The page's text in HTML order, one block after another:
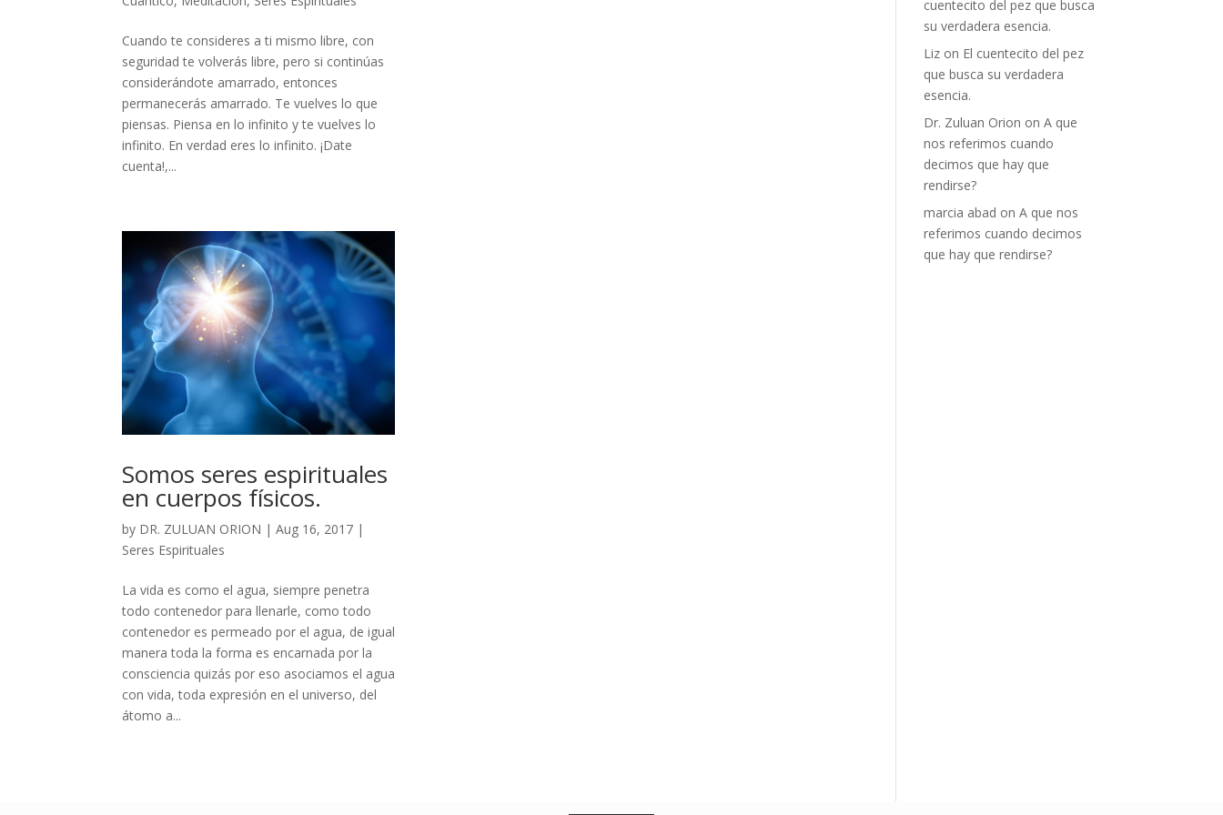
Cuando te consideres a ti mismo libre, con
seguridad te volverás libre, pero si continúas
considerándote amarrado, entonces
permanecerás amarrado. Te vuelves lo que
piensas. Piensa en lo infinito y te vuelves lo
infinito. En verdad eres lo infinito. ¡Date
cuenta!,...
Somos seres espirituales
en cuerpos físicos.
by DR. ZULUAN ORION |Aug 16, 2017 |
Seres Espirituales
La vida es como el agua, siempre penetra
todo contenedor para llenarle, como todo
contenedor es permeado por el agua, de igual
manera toda la forma es encarnada por la
consciencia quizás por eso asociamos el agua
con vida, toda expresión en el universo, del
átomo a...
cuentecito del pez que busca
su verdadera esencia.
Liz on El cuentecito del pez
que busca su verdadera
esencia.
Dr. Zuluan Orion onA que
nos referimos cuando
decimos que hay que
rendirse?
marcia abad onA que nos
referimos cuando decimos
que hay que rendirse?